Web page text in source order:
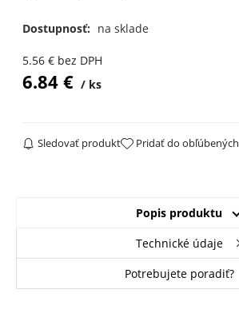
Dostupnosť: na sklade
5.56€ bez DPH
6.84€ ks
Sledovať produkt Pridať do obľúbených
Popis produktu
Technické údaje
Potrebujete poradiť?